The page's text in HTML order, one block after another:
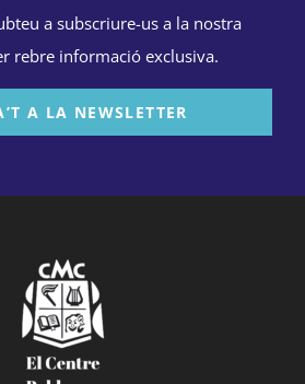
a subscriure-us a la nostra
rebre informació exclusiva.
A LA NEWSLETTER